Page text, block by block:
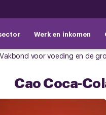
Werk en inkomen
Vakbond voor voeding en de
Cao Coca-